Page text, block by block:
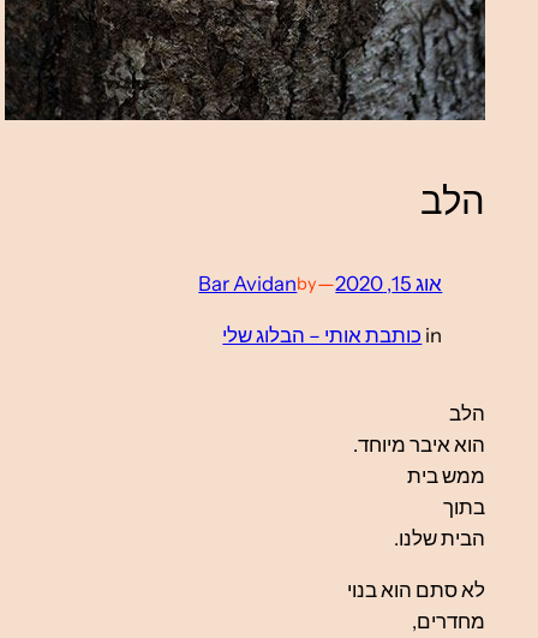
הלב
אוג 15, 2020 —
by
Bar Avidan
in כותבת אותי – הבלוג שלי
הלב
הוא איבר מיוחד.
ממש בית
בתוך
הבית שלנו.
לא סתם הוא בנוי
מחדרים,